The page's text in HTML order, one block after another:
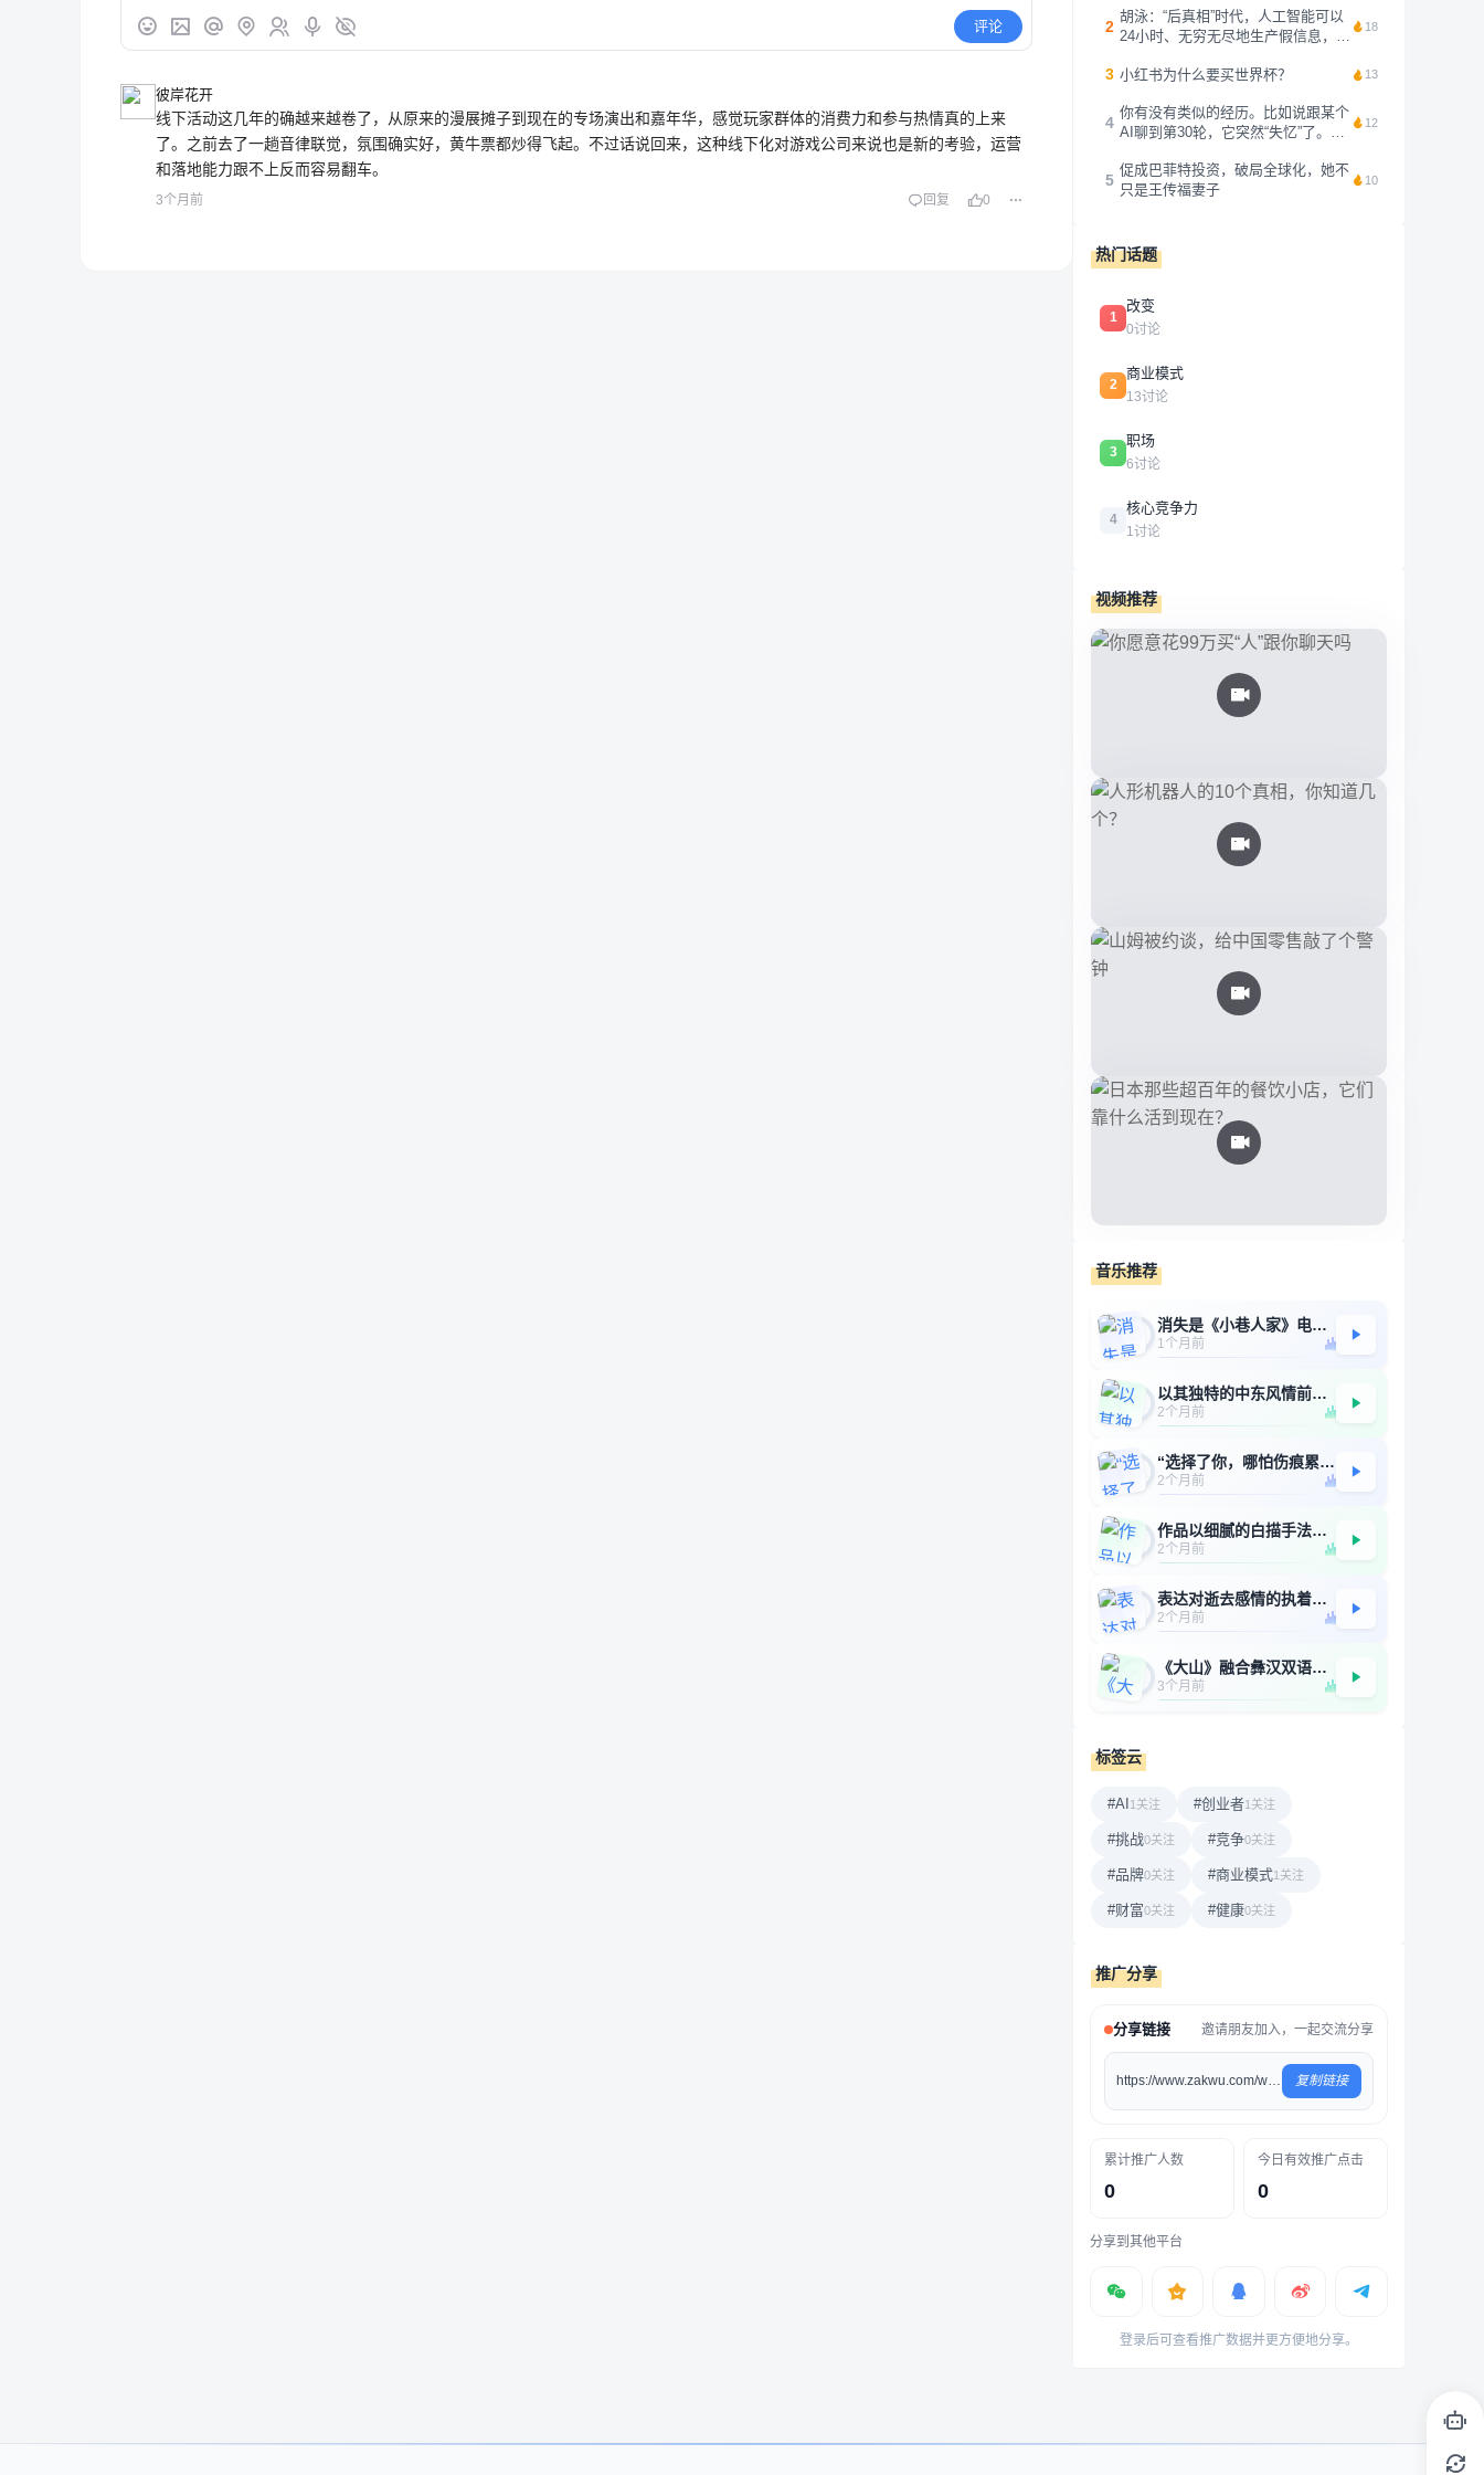
评论
彼岸花开
线下活动这几年的确越来越卷了，从原来的漫展摊子到现在的专场演出和嘉年华，感觉玩家群体的消费力和参与热情真的上来
了。之前去了一趟音律联觉，氛围确实好，黄牛票都炒得飞起。不过话说回来，这种线下化对游戏公司来说也是新的考验，运营
和落地能力跟不上反而容易翻车。
3个月前 回复 0
2
胡泳：“后真相”时代，人工智能可以
24小时、无穷无尽地生产假信息，鉴
息的真假，不如换一个原则。我的抖
免费资源，而是人类最后的抵抗。”
我觉...
18
3 小红书为什么要买世界杯？ 13
4
你有没有类似的经历。比如说跟某个
AI聊到第30轮，它突然“失忆”了。你
干二净。你用Claude写了一下午代
码，第二天重新打开，它对昨天的任
12
5
促成巴菲特投资，破局全球化，她不
只是王传福妻子
10
热门话题
1
改变
0讨论
2
商业模式
13讨论
3
职场
6讨论
4
核心竞争力
1讨论
视频推荐
音乐推荐
消失是《小巷人家》电视剧主题曲，由高姗作词作曲，苏运莹演唱。
1个月前
以其独特的中东风情前奏和绵延不绝、略带哀婉的旋律而著称，歌词唯美且富有哲理意蕴
2个月前
“选择了你，哪怕伤痕累累也不后悔”
2个月前
作品以细腻的白描手法勾勒出一幅充满乡土气息与童年记忆的画卷，将个体成长过程中的失去与眷恋娓娓道来。歌曲摒弃了宏大叙事与激烈宣泄，转而以“风”为情感载体，在克制的表达中完成了一次关于时光、亲情与生命和解...
2个月前
表达对逝去感情的执着与不舍； 描绘“默契崩塌”“心事锁上”“回忆吞没”等情感困境； 反复出现“求你别丢下我”“因为我欠你太多”等直白情感诉求。
2个月前
《大山》融合彝汉双语歌词，运用呼麦等民族音乐元素。整张专辑《雪子十二支》词曲皆由沈学风一人创作，其作为彝族音乐创作人，在专辑的立意中以众多彝族神话中的生灵起源作为创作的切入点，构建了神秘宏大的彝族世界...
3个月前
标签云
#AI 1关注 #创业者1关注
#挑战0关注 #竞争0关注
#品牌0关注 #商业模式1关注
#财富0关注 #健康0关注
推广分享
分享链接 邀请朋友加入，一起交流分享
https://www.zakwu.com/words/438 复制链接
累计推广人数
0
今日有效推广点击
0
分享到其他平台
登录后可查看推广数据并更方便地分享。